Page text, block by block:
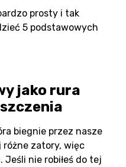
prosty i tak
5 podstawowych
jako rura
biegnie przez nasze
różne zatory, więc
nie robiłeś do tej